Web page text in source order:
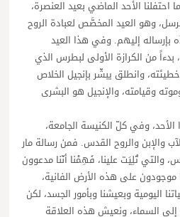
احتفلنا الأحد الماضي بعيد العنصرة،
وهو العيد المخصَّص لعبادة الروح
بإرساله إليهم. وفي هذا العيد
بدءاً من الكرازة الأولى لبطرس الذي
وانطلق يبشّر بإنجيل الخلاص
وقيامته، والإنجيل هو البشرى
وفي كلّ الكنيسة الجامعة،
والإبن والروح القدس. فمن رسالة مار
والتي تُلِيَت علينا، فَهِمْنا أنّنا مدعوون
على هذه الأرض الفانية،
اليومية وبعيشنا وبأمور الجسد، لكن
إلى السماء، ونعيش هذه العلاقة